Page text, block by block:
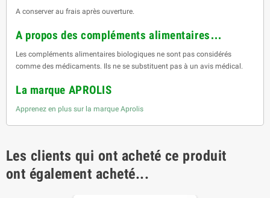
A conserver au frais après ouverture.
A propos des compléments alimentaires…
Les compléments alimentaires biologiques ne sont pas considérés
comme des médicaments. Ils ne se substituent pas à un avis médical.
La marque APROLIS
Apprenez en plus sur la marque Aprolis
Les clients qui ont acheté ce produit
ont également acheté...